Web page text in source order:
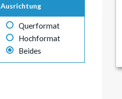
Ausrichtung
Querformat
Hochformat
Beides